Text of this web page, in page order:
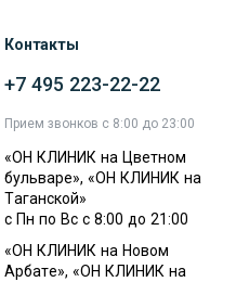
Контакты
+7 495 223-22-22
Прием звонков с 8:00 до 23:00
«ОН КЛИНИК на Цветном
бульваре», «ОН КЛИНИК на
Таганской»
с Пн по Вс с 8:00 до 21:00
«ОН КЛИНИК на Новом
Арбате», «ОН КЛИНИК на